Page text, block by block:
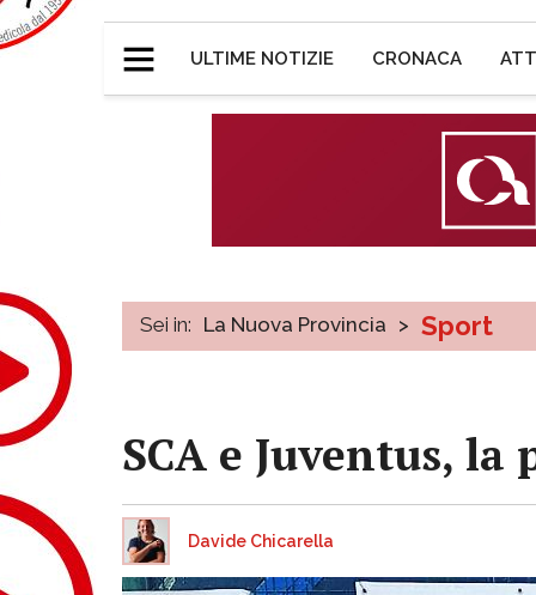
ULTIME NOTIZIE CRONACA
Sei in: La Nuova Provincia > Sport
SCA e Juventus,
Davide Chicarella